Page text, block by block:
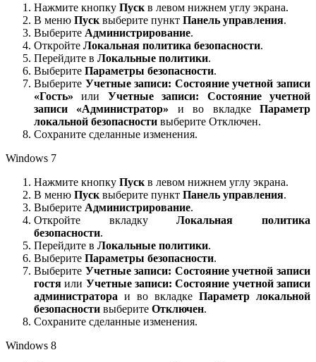
Нажмите кнопку Пуск в левом нижнем углу экрана.
В меню Пуск выберите пункт Панель управления.
Выберите Администрирование.
Откройте Локальная политика безопасности.
Перейдите в Локальные политики.
Выберите Параметры безопасности.
Выберите Учетные записи: Состояние учетной записи
«Гость» или Учетные записи: Состояние учетной
записи «Администратор» и во вкладкеПараметр
локальной безопасности выберите Отключен.
Сохраните сделанные изменения.
Windows 7
Нажмите кнопку Пуск в левом нижнем углу экрана.
В меню Пуск выберите пункт Панель управления.
Выберите Администрирование.
Откройте вкладкуЛокальная политика
безопасности.
Перейдите в Локальные политики.
Выберите Параметры безопасности.
Выберите Учетные записи: Состояние учетной записи
гостя или Учетные записи: Состояние учетной записи
администратора и во вкладке Параметр локальной
безопасности выберите Отключен.
Сохраните сделанные изменения.
Windows 8